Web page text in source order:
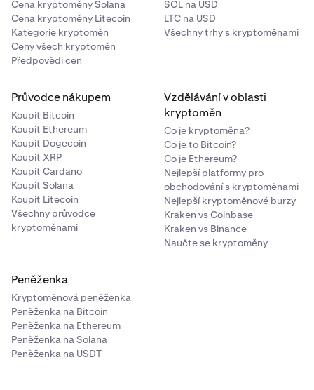
Cena kryptoměny Solana
Cena kryptoměny Litecoin
Kategorie kryptoměn
Ceny všech kryptoměn
Předpovědi cen
SOL na USD
LTC na USD
Všechny trhy s kryptoměnami
Průvodce nákupem
Koupit Bitcoin
Koupit Ethereum
Koupit Dogecoin
Koupit XRP
Koupit Cardano
Koupit Solana
Koupit Litecoin
Všechny průvodce
kryptoměnami
Vzdělávání v oblasti
kryptoměn
Co je kryptoměna?
Co je to Bitcoin?
Co je Ethereum?
Nejlepší platformy pro
obchodování s kryptoměnami
Nejlepší kryptoměnové burzy
Kraken vs Coinbase
Kraken vs Binance
Naučte se kryptoměny
Peněženka
Kryptoměnová peněženka
Peněženka na Bitcoin
Peněženka na Ethereum
Peněženka na Solana
Peněženka na USDT